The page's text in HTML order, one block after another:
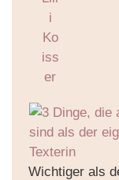
Wichtiger als